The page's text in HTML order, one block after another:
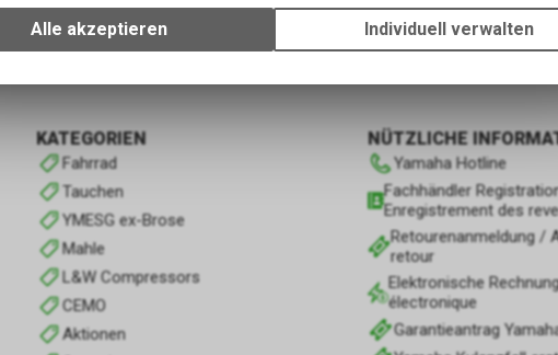
KATEGORIEN
Fahrrad
Tauchen
YMESG ex-Brose
Mahle
L&W Compressors
CEMO
Aktionen
NÜTZLICHE
Yamaha Hotline
Fachhändler
Enregistrement des
Retourenanmeldung /
retour
Elektronische
électronique
Garantieantrag
Ihrem Gerät, um die grundlegenden Funktionen unseres Online-Angebots,
Verwendung des Warenkorbs, zu ermöglichen. Bitte beachten Sie, dass die
zulassen.
Alle akzeptieren Individuell verwalten